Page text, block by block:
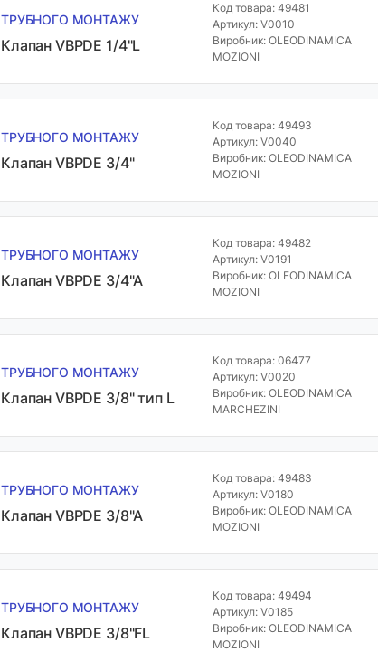
ТРУБНОГО МОНТАЖУ
Клапан VBPDE 1/4"L
Код товара: 49481
Артикул: V0010
Виробник: OLEODINAMICA
MOZIONI
ТРУБНОГО МОНТАЖУ
Клапан VBPDE 3/4"
Код товара: 49493
Артикул: V0040
Виробник: OLEODINAMICA
MOZIONI
ТРУБНОГО МОНТАЖУ
Клапан VBPDE 3/4"A
Код товара: 49482
Артикул: V0191
Виробник: OLEODINAMICA
MOZIONI
ТРУБНОГО МОНТАЖУ
Клапан VBPDE 3/8" тип L
Код товара: 06477
Артикул: V0020
Виробник: OLEODINAMICA
MARCHEZINI
ТРУБНОГО МОНТАЖУ
Клапан VBPDE 3/8"A
Код товара: 49483
Артикул: V0180
Виробник: OLEODINAMICA
MOZIONI
ТРУБНОГО МОНТАЖУ
Клапан VBPDE 3/8"FL
Код товара: 49494
Артикул: V0185
Виробник: OLEODINAMICA
MOZIONI